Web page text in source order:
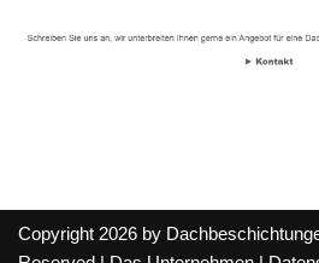
Copyright 2026 by